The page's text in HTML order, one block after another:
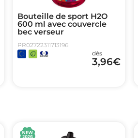
Bouteille de sport H2O
600 ml avec couvercle
bec verseur
PR02722311713196
dès
3,96€